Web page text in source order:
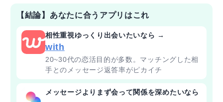
【結論】あなたに合うアプリはこれ
相性重視ゆっくり出会いたいなら →
with
20~30代の恋活目的が多数。マッチングした相
手とのメッセージ返答率がピカイチ
メッセージよりまず会って関係を深めたいなら